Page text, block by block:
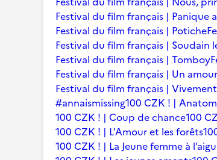
Festival du film français | Panique
Festival du film français | Potiche
Festival du film français | Soudain
Festival du film français | Tomboy
Festival du film français | Un
Festival du film français |
#annaismissing100 CZK ! |
100 CZK ! | Coup de chance100
100 CZK ! | L'Amour et les forêts
100 CZK ! | La Jeune femme à